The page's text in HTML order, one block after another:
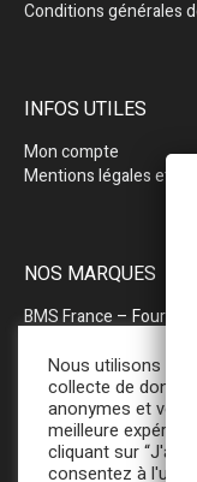
Conditions générales
INFOS UTILES
Mon compte
Mentions légales et
NOS MARQUES
BMS France –
BEWEPLAST–
PRODOPTIM– Table
Nous utilisons
collecte de
anonymes et
meilleure
cliquant sur
consentez à